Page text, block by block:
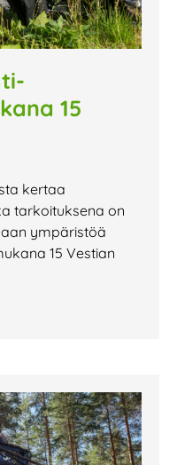
15
kertaa
tarkoituksena on
ympäristöä
15 Vestian